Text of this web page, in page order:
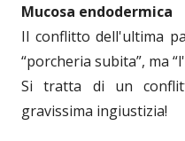
Mucosa endodermica
Il conflitto dell'ultima
“porcheria subita”, ma
Si tratta di un
gravissima ingiustizia!